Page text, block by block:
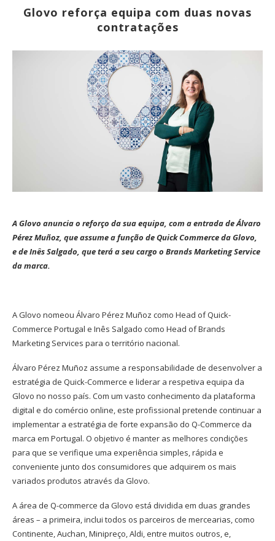
Glovo reforça equipa com duas novas
contratações
A Glovo anuncia o reforço da sua equipa, com a entrada de Álvaro
Pérez Muñoz, que assume a função de Quick Commerce da Glovo,
e de Inês Salgado, que terá a seu cargo o Brands Marketing Service
da marca.
A Glovo nomeou Álvaro Pérez Muñoz como Head of Quick-
Commerce Portugal e Inês Salgado como Head of Brands
Marketing Services para o território nacional.
Álvaro Pérez Muñoz assume a responsabilidade de desenvolver a
estratégia de Quick-Commerce e liderar a respetiva equipa da
Glovo no nosso país. Com um vasto conhecimento da plataforma
digital e do comércio online, este profissional pretende continuar a
implementar a estratégia de forte expansão do Q-Commerce da
marca em Portugal. O objetivo é manter as melhores condições
para que se verifique uma experiência simples, rápida e
conveniente junto dos consumidores que adquirem os mais
variados produtos através da Glovo.
A área de Q-commerce da Glovo está dividida em duas grandes
áreas – a primeira, inclui todos os parceiros de mercearias, como
Continente, Auchan, Minipreço, Aldi, entre muitos outros, e,